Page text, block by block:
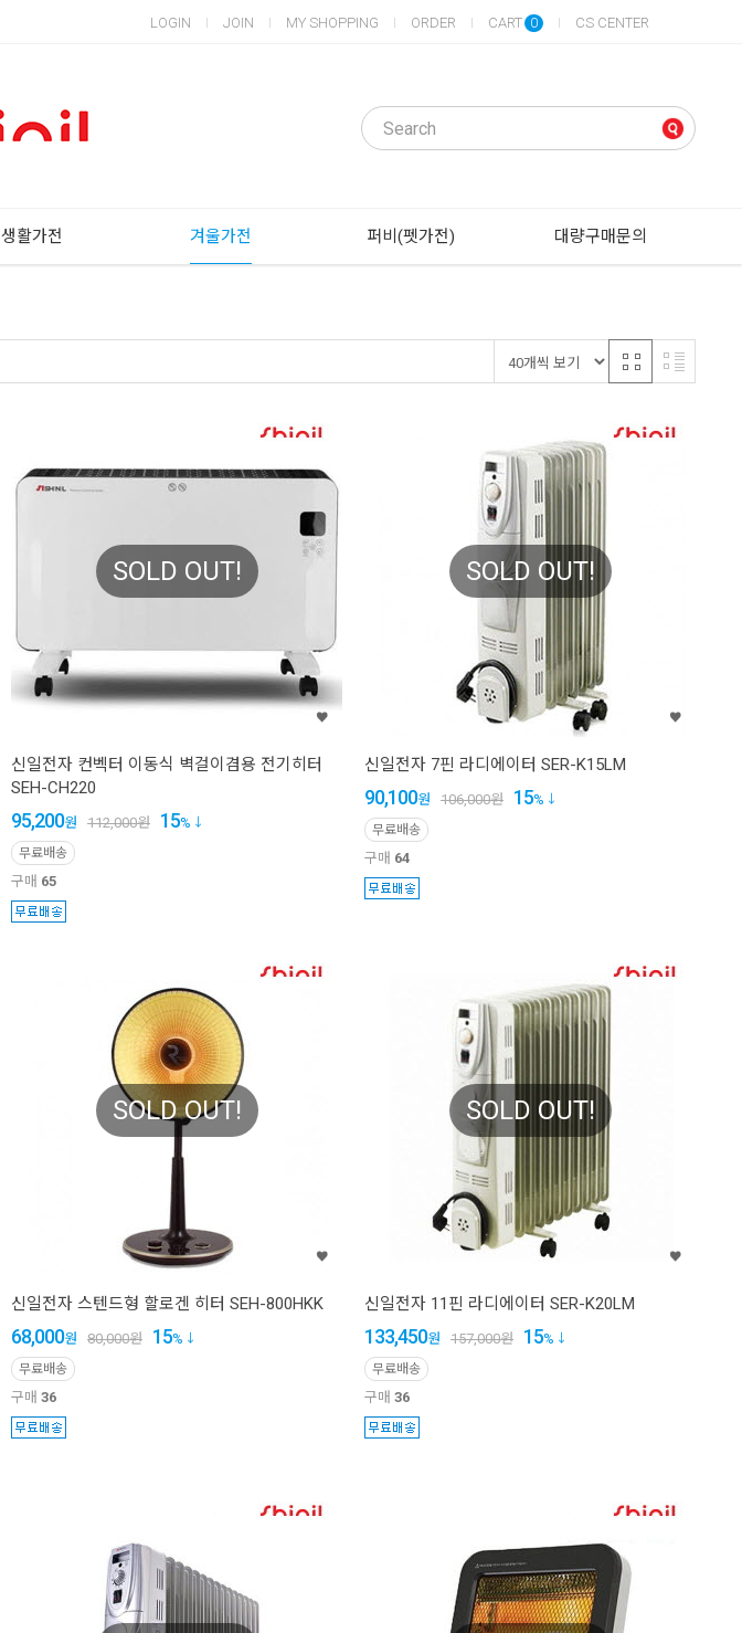
LOGIN JOIN MY SHOPPING ORDER CART 0 CS CENTER
생활가전 겨울가전 퍼비(펫가전) 대량구매문의
SOLD OUT!
신일전자 컨벡터 이동식 벽걸이겸용 전기히터
SEH-CH220
95,200원 112,000원 15%
무료배송
구매 65
SOLD OUT!
신일전자 7핀 라디에이터 SER-K15LM
90,100원 106,000원 15%
무료배송
구매 64
SOLD OUT!
신일전자 스텐드형 할로겐 히터 SEH-800HKK
68,000원 80,000원 15%
무료배송
구매 36
SOLD OUT!
신일전자 11핀 라디에이터 SER-K20LM
133,450원 157,000원 15%
무료배송
구매 36